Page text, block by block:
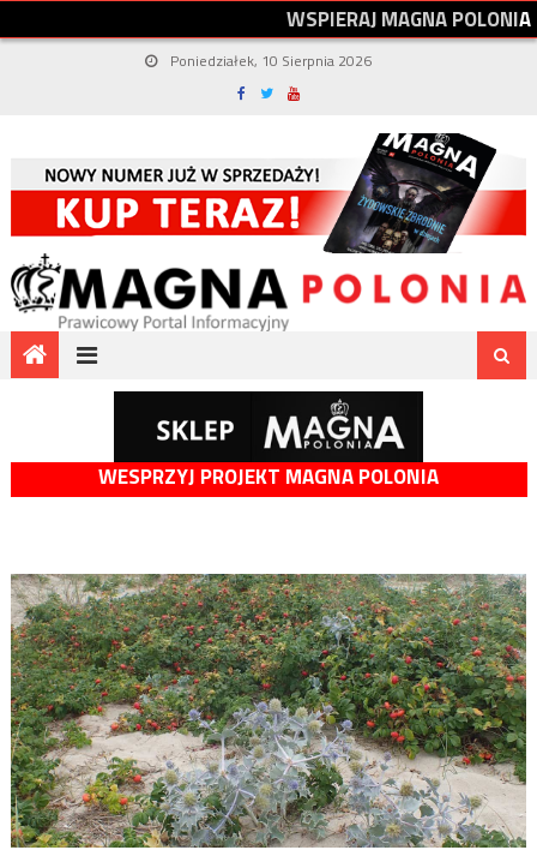
WSPIERAJMAGNAPOLONIA
Poniedziałek, 10 Sierpnia 2026
WESPRZYJ PROJEKT MAGNA POLONIA